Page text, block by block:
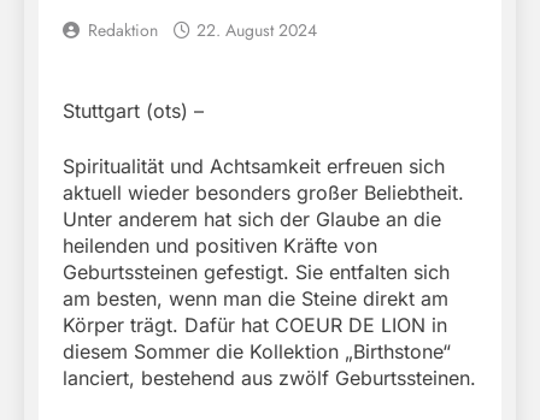
Redaktion 22. August 2024
Stuttgart (ots) –
Spiritualität und Achtsamkeit erfreuen sich
aktuell wieder besonders großer Beliebtheit.
Unter anderem hat sich der Glaube an die
heilenden und positiven Kräfte von
Geburtssteinen gefestigt. Sie entfalten sich
am besten, wenn man die Steine direkt am
Körper trägt. Dafür hat COEUR DE LION in
diesem Sommer die Kollektion „Birthstone“
lanciert, bestehend aus zwölf Geburtssteinen.